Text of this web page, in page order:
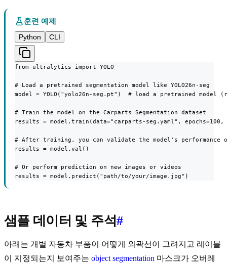
훈련 예제
Python
CLI
from ultralytics import YOLO
# Load a pretrained segmentation model like YOLO26n-seg
model = YOLO("yolo26n-seg.pt")  # load a pretrained model
# Train the model on the Carparts Segmentation dataset
results = model.train(data="carparts-seg.yaml", epochs=100,
# After training, you can validate the model's performance
results = model.val()
# Or perform prediction on new images or videos
results = model.predict("path/to/your/image.jpg")
샘플 데이터 및 주석#
아래는 개별 자동차 부품이 어떻게 외곽선이 그려지고 레이블
이 지정되는지 보여주는 object segmentation 마스크가 오버레